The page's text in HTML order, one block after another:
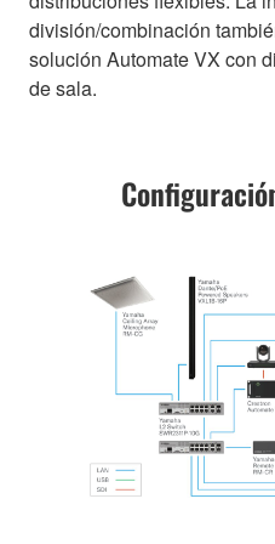
división/combinación
solución Automate VX con
de sala.